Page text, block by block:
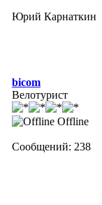
Юрий Карнаткин
bicom
Велотурист
Offline
Сообщений: 238